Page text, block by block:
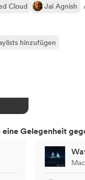
Cloud Jai Agnish
hinzufügen
Gelegenheit